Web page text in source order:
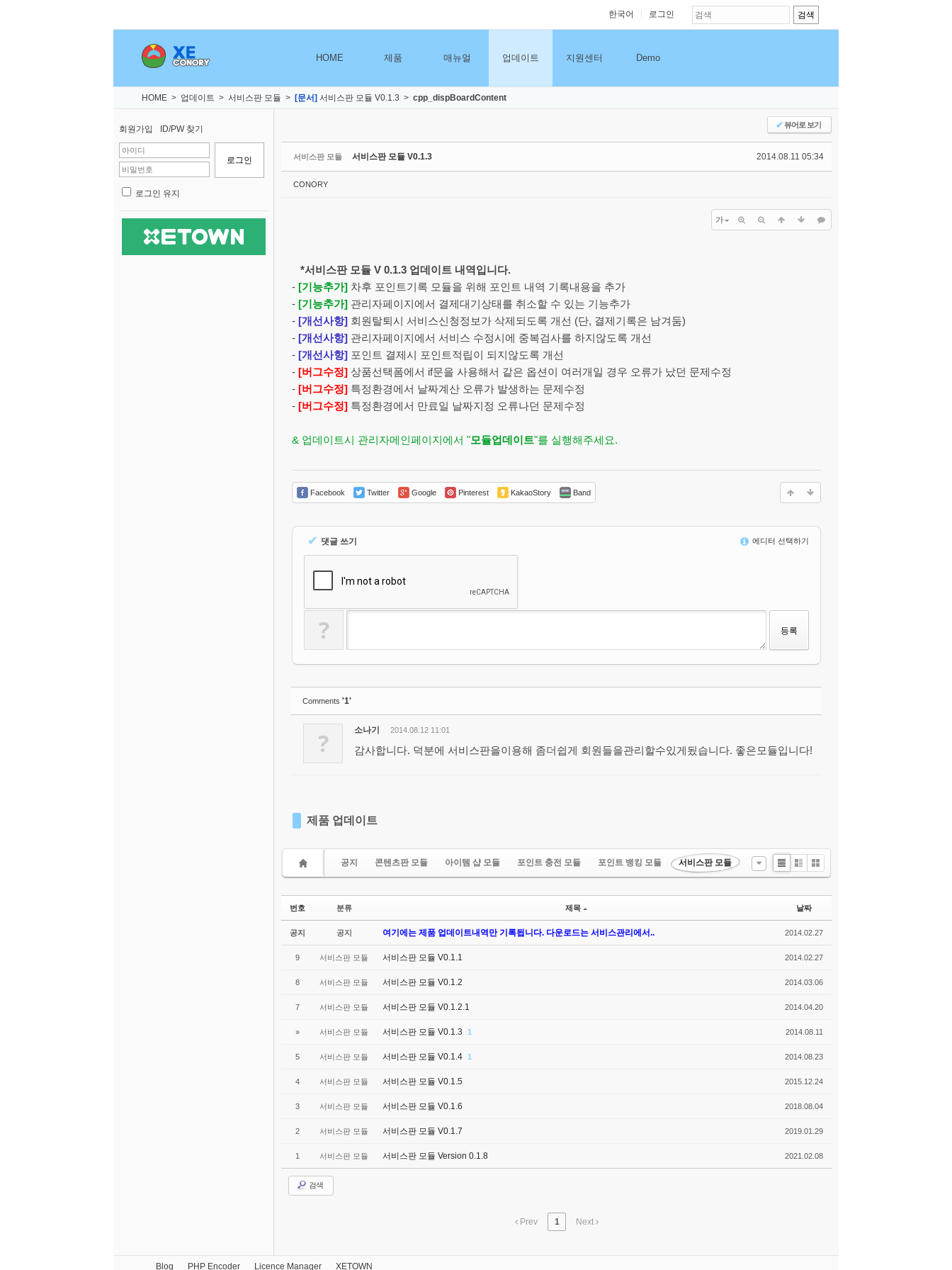
한국어 로그인
HOME 제품 매뉴얼 업데이트 지원센터 Demo
HOME > 업데이트 > 서비스판 모듈 > [문서] 서비스판 모듈 V0.1.3 > cpp_dispBoardContent
회원가입 ID/PW 찾기
로그인 유지
✔뷰어로 보기
서비스판 모듈 2014.08.11 05:34
서비스판 모듈 V0.1.3
CONORY
가
*서비스판 모듈 V 0.1.3 업데이트 내역입니다.
- [기능추가] 차후 포인트기록 모듈을 위해 포인트 내역 기록내용을 추가
- [기능추가] 관리자페이지에서 결제대기상태를 취소할 수 있는 기능추가
- [개선사항] 회원탈퇴시 서비스신청정보가 삭제되도록 개선 (단, 결제기록은 남겨둠)
- [개선사항] 관리자페이지에서 서비스 수정시에 중복검사를 하지않도록 개선
- [개선사항] 포인트 결제시 포인트적립이 되지않도록 개선
- [버그수정] 상품선택폼에서 if문을 사용해서 같은 옵션이 여러개일 경우 오류가 났던 문제수정
- [버그수정] 특정환경에서 날짜계산 오류가 발생하는 문제수정
- [버그수정] 특정환경에서 만료일 날짜지정 오류나던 문제수정
& 업데이트시 관리자메인페이지에서 "모듈업데이트"를 실행해주세요.
Facebook Twitter Google Pinterest KakaoStory Band
✔ 댓글 쓰기 에디터 선택하기
?
Comments '1'
? 소나기 2014.08.12 11:01
감사합니다. 덕분에 서비스판을이용해 좀더쉽게 회원들을관리할수있게됬습니다. 좋은모듈입니다!
제품 업데이트
공지 콘텐츠판 모듈 아이템 샵 모듈 포인트 충전 모듈 포인트 뱅킹 모듈
서비스판 모듈
List ZineGallery
번호 분류 제목 날짜
공지 공지 여기에는 제품 업데이트내역만 기록됩니다. 다운로드는 서비스관리에서.. 2014.02.27
9 서비스판 모듈 서비스판 모듈 V0.1.1 2014.02.27
8 서비스판 모듈 서비스판 모듈 V0.1.2 2014.03.06
7 서비스판 모듈 서비스판 모듈 V0.1.2.1 2014.04.20
» 서비스판 모듈 서비스판 모듈 V0.1.3 1 2014.08.11
5 서비스판 모듈 서비스판 모듈 V0.1.4 1 2014.08.23
4 서비스판 모듈 서비스판 모듈 V0.1.5 2015.12.24
3 서비스판 모듈 서비스판 모듈 V0.1.6 2018.08.04
2 서비스판 모듈 서비스판 모듈 V0.1.7 2019.01.29
1 서비스판 모듈 서비스판 모듈 Version 0.1.8 2021.02.08
검색
Prev 1 Next
Blog PHP Encoder Licence Manager XETOWN